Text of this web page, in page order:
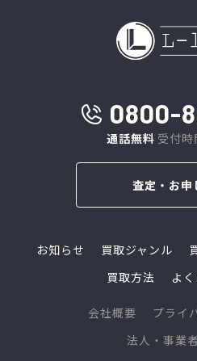
0800-
通話無料 受付
査定・お申
お知らせ 買取ジャンル
買取方法
よ
会社概要
プライ
法人・事業